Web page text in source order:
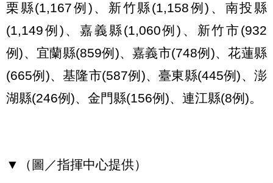
栗縣(1,167例)、新竹縣(1,158例)、南投縣
(1,149例)、嘉義縣(1,060例)、新竹市(932
例)、宜蘭縣(859例)、嘉義市(748例)、花蓮縣
(665例)、基隆市(587例)、臺東縣(445例)、澎
湖縣(246例)、金門縣(156例)、連江縣(8例)。
▼（圖／指揮中心提供）